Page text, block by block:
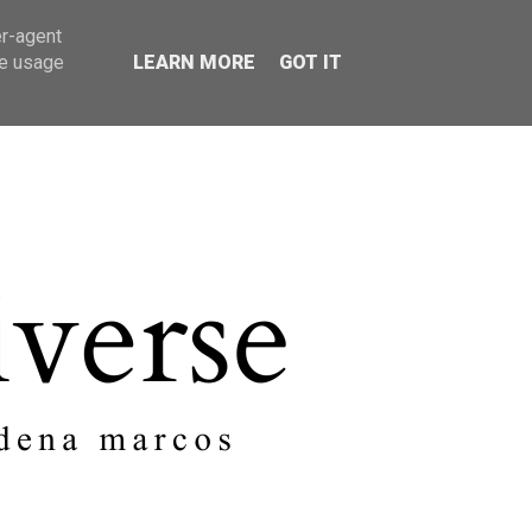
SOBRE MI
agent
usage
LEARN MORE GOT IT